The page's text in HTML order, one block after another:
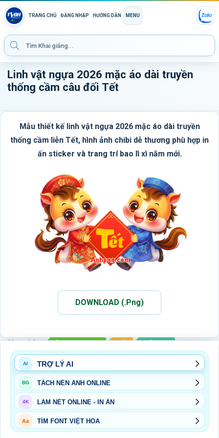
TRANG CHỦ ĐĂNG NHẬP HƯỚNG DẪN MENU
Linh vật ngựa 2026 mặc áo dài truyền
thống cầm câu đối Tết
Mẫu thiết kế linh vật ngựa 2026 mặc áo dài truyền
thống cầm liễn Tết, hình ảnh chibi dễ thương phù hợp in
ấn sticker và trang trí bao lì xì năm mới.
DOWNLOAD (.Png)
Xem thêm:
AI TRỢ LÝ AI
BG TÁCH NỀN ẢNH ONLINE
4K LÀM NÉT ONLINE - IN ẤN
Aa TÌM FONT VIỆT HÓA